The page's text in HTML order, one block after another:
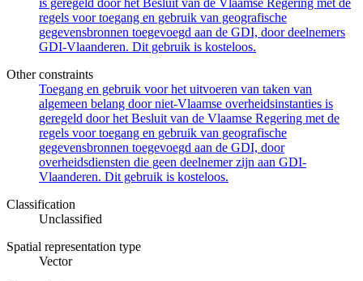
is geregeld door het Besluit van de Vlaamse Regering met de
regels voor toegang en gebruik van geografische
gegevensbronnen toegevoegd aan de GDI, door deelnemers
GDI-Vlaanderen. Dit gebruik is kosteloos.
Other constraints
Toegang en gebruik voor het uitvoeren van taken van
algemeen belang door niet-Vlaamse overheidsinstanties is
geregeld door het Besluit van de Vlaamse Regering met de
regels voor toegang en gebruik van geografische
gegevensbronnen toegevoegd aan de GDI, door
overheidsdiensten die geen deelnemer zijn aan GDI-
Vlaanderen. Dit gebruik is kosteloos.
Classification
Unclassified
Spatial representation type
Vector